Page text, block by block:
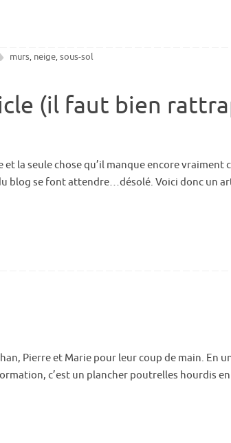
murs, neige, sous-sol
(il faut bien
la seule chose qu’il manque encore vraiment
blog se font attendre…désolé. Voici donc un
Pierre et Marie pour leur coup de main. En
c’est un plancher poutrelles hourdis en